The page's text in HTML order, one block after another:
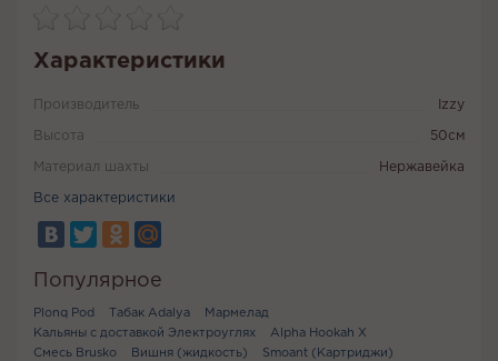
Характеристики
Производитель Izzy
Высота 50см
Материал шахты Нержавейка
Все характеристики
Популярное
Plonq Pod Табак Adalya
Мармелад
Кальяны с доставкой Электроуглях
Alpha Hookah X
Смесь Brusko
Вишня (жидкость)
Smoant (Картриджи)